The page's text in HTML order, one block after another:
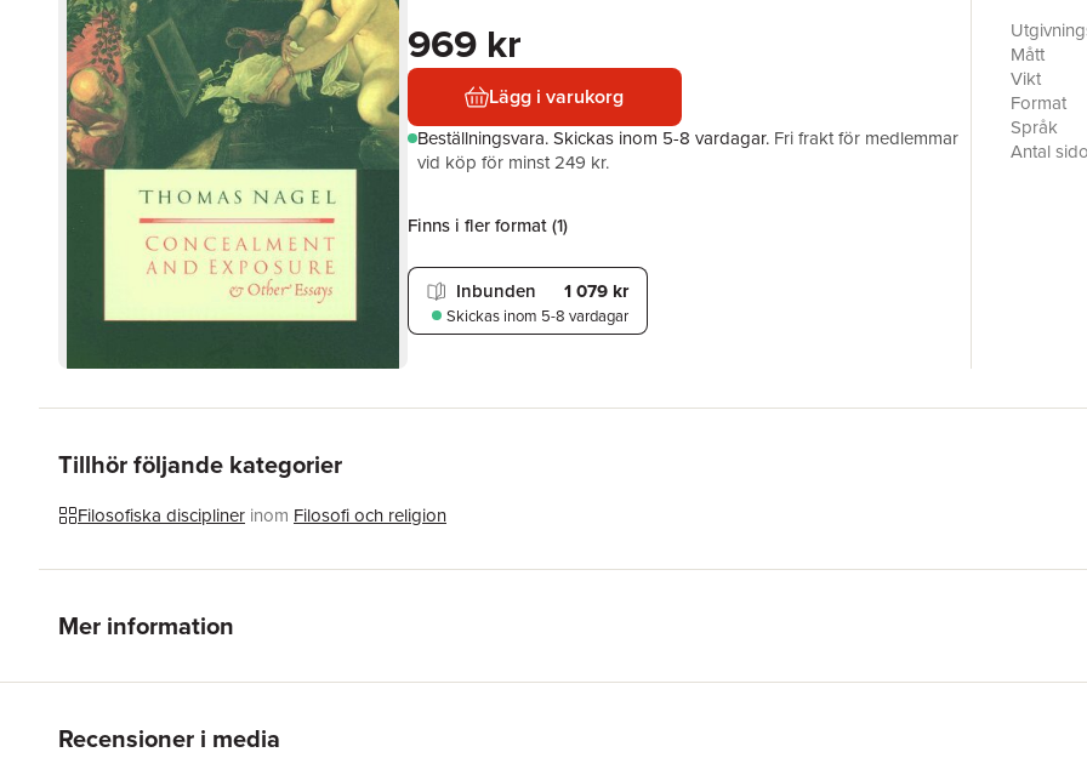
969 kr
Lägg i varukorg
Beställningsvara.Skickas inom 5-8 vardagar. Fri frakt för medlemmar
vid köp för minst 249 kr.
Finns i fler format (1)
Inbunden 1 079 kr
Skickas inom 5-8 vardagar
and
among
of
with a
Mått
Vikt
Format
Språk
Antal
Tillhör följande kategorier
Filosofiska discipliner inom Filosofi och religion
Mer information
Recensioner i media